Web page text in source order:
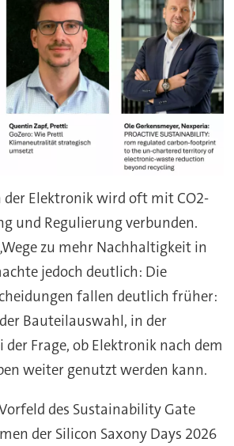
Elektronik wird oft mit CO2-
und Regulierung verbunden.
zu mehr Nachhaltigkeit in
jedoch deutlich: Die
fallen deutlich früher:
Bauteilauswahl, in der
Frage, ob Elektronik nach dem
weiter genutzt werden kann.
des Sustainability Gate
der Silicon Saxony Days 2026